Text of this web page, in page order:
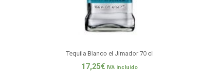
Tequila Blanco el Jimador 70 cl
17,25€ IVA incluido